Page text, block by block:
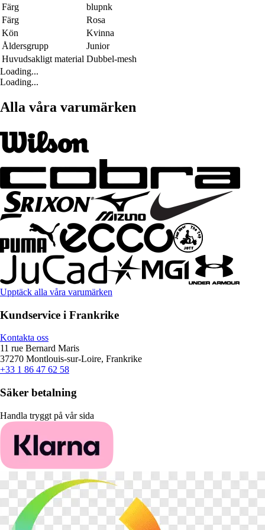
Färg
blupnk
Färg
Rosa
Kön
Kvinna
Åldersgrupp
Junior
Huvudsakligt material Dubbel-mesh
Loading...
Loading...
Alla våra varumärken
Upptäck alla våra varumärken
Kundservice i Frankrike
Kontakta oss
11 rue Bernard Maris
37270 Montlouis-sur-Loire, Frankrike
+33 1 86 47 62 58
Säker betalning
Handla tryggt på vår sida